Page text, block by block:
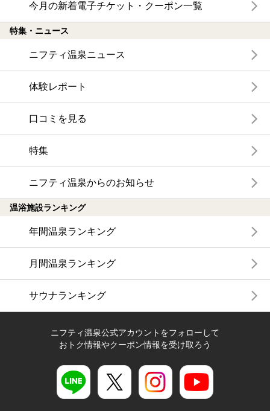
今月の新着電子チケット・クーポン一覧
特集・ニュース
ニフティ温泉ニュース
体験レポート
口コミを見る
特集
ニフティ温泉からのお知らせ
温浴施設ランキング
年間温泉ランキング
月間温泉ランキング
サウナランキング
ニフティ温泉公式アカウントをフォローして
おトク情報やクーポン情報を受け取ろう